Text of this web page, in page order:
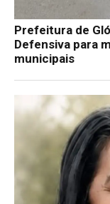
Prefeitura de
Defensiva para
municipais